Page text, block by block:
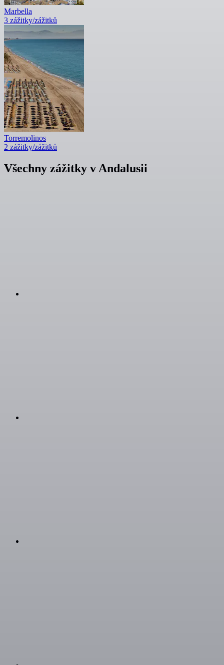
Marbella
3 zážitky/zážitků
Torremolinos
2 zážitky/zážitků
Všechny zážitky v Andalusii